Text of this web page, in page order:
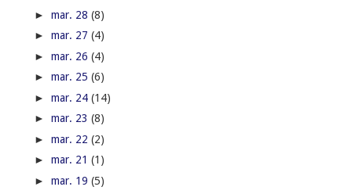
► mar. 28 (8)
► mar. 27 (4)
► mar. 26 (4)
► mar. 25 (6)
► mar. 24 (14)
► mar. 23 (8)
► mar. 22 (2)
► mar. 21 (1)
► mar. 19 (5)